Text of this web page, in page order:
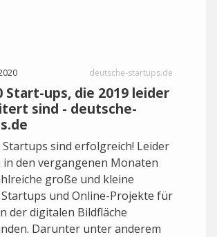
deutsche-startups.de
Start-ups, die 2019 leider
sind - deutsche-
Startups sind erfolgreich! Leider
in den vergangenen Monaten
große und kleine
und Online-Projekte für
der digitalen Bildfläche
Darunter unter anderem